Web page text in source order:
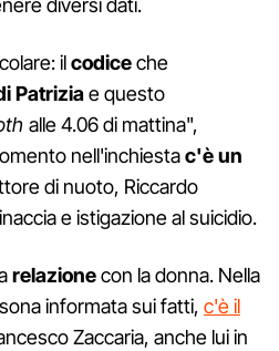
diversi dati.
ilcodiceche
Patriziae questo
alle 4.06 di mattina",
nell'inchiestac'è un
di nuoto, Riccardo
e istigazione al suicidio.
relazionecon la donna. Nella
informata sui fatti, c'è il
Zaccaria, anche lui in